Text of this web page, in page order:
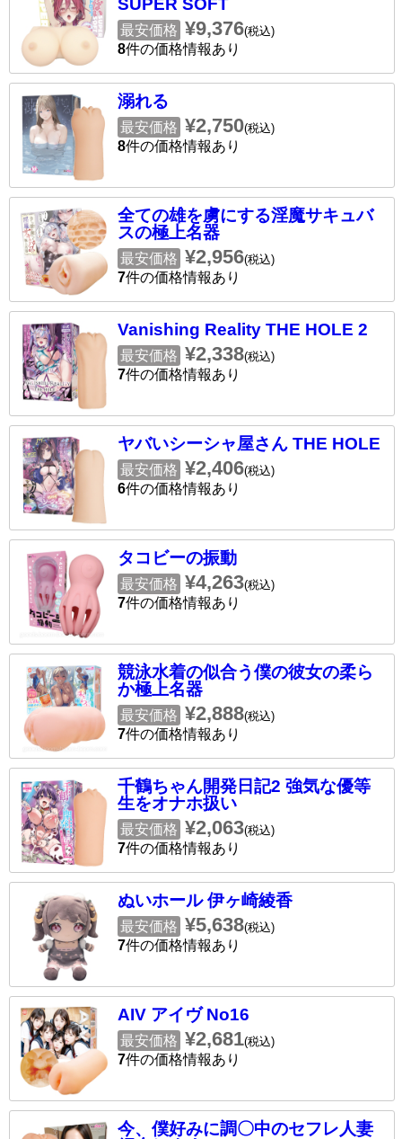
SUPER SOFT
最安価格 ¥9,376(税込)
8件の価格情報あり
溺れる
最安価格 ¥2,750(税込)
8件の価格情報あり
全ての雄を虜にする淫魔サキュバ
スの極上名器
最安価格 ¥2,956(税込)
7件の価格情報あり
Vanishing Reality THE HOLE 2
最安価格 ¥2,338(税込)
7件の価格情報あり
ヤバいシーシャ屋さん THE HOLE
最安価格 ¥2,406(税込)
6件の価格情報あり
タコビーの振動
最安価格 ¥4,263(税込)
7件の価格情報あり
競泳水着の似合う僕の彼女の柔ら
か極上名器
最安価格 ¥2,888(税込)
7件の価格情報あり
千鶴ちゃん開発日記2 強気な優等
生をオナホ扱い
最安価格 ¥2,063(税込)
7件の価格情報あり
ぬいホール 伊ヶ崎綾香
最安価格 ¥5,638(税込)
7件の価格情報あり
AIV アイヴ No16
最安価格 ¥2,681(税込)
7件の価格情報あり
今、僕好みに調〇中のセフレ人妻